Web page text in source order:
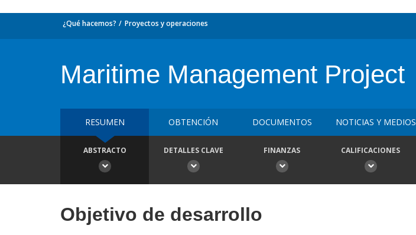
¿Qué hacemos? Proyectos y operaciones
Maritime Management Project
RESUMEN OBTENCIÓN DOCUMENTOS NOTICIAS Y MEDIOS
ABSTRACTO DETALLES CLAVE FINANZAS CALIFICACIONES
Objetivo de desarrollo